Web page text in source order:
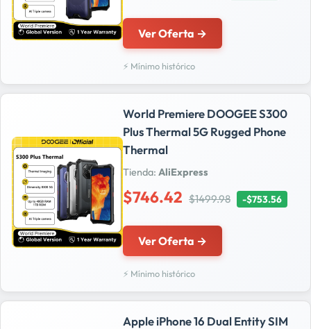
Ver Oferta →
⚡ Mínimo histórico
World Premiere DOOGEE S300
Plus Thermal 5G Rugged Phone
Thermal
Tienda: AliExpress
$746.42 $1499.98 -$753.56
Ver Oferta →
⚡ Mínimo histórico
Apple iPhone 16 Dual Entity SIM